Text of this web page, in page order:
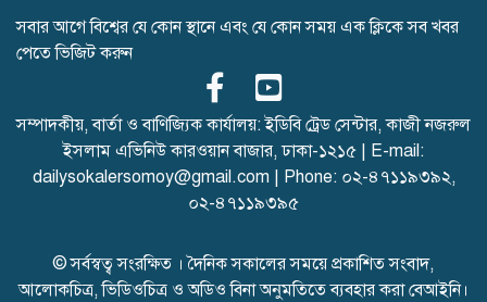
মেসির রেকর্ড গোলের ম্যাচে বড়
পাকিস্তানের স্পিনে ধরাশায়ী ওয়েস্ট
ইন্ডিজ, হাতছাড়া ম্যাচের লাগাম
আগস্টের শেষেই নারী এশিয়া কাপ,
সবার আগে বিশ্বের যে কোন স্থানে এবং যে কোন সময় এক ক্লিকে সব খবর
পেতে ভিজিট করুন
সম্পাদকীয়, বার্তা ও বাণিজ্যিক কার্যালয়: ইডিবি ট্রেড সেন্টার, কাজী নজরুল
ইসলাম এভিনিউ কারওয়ান বাজার, ঢাকা-১২১৫ | E-mail:
dailysokalersomoy@gmail.com | Phone: ০২-৪৭১১৯৩৯২,
০২-৪৭১১৯৩৯৫
© সর্বস্বত্ব সংরক্ষিত । দৈনিক সকালের সময়ে প্রকাশিত সংবাদ,
আলোকচিত্র, ভিডিওচিত্র ও অডিও বিনা অনুমতিতে ব্যবহার করা বেআইনি।